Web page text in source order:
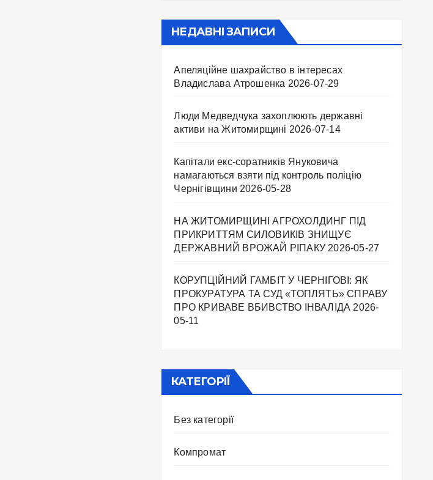
НЕДАВНІ ЗАПИСИ
Апеляційне шахрайство в інтересах
Владислава Атрошенка 2026-07-29
Люди Медведчука захоплюють державні
активи на Житомирщині 2026-07-14
Капітали екс-соратників Януковича
намагаються взяти під контроль поліцію
Чернігівщини 2026-05-28
НА ЖИТОМИРЩИНІ АГРОХОЛДИНГ ПІД
ПРИКРИТТЯМ СИЛОВИКІВ ЗНИЩУЄ
ДЕРЖАВНИЙ ВРОЖАЙ РІПАКУ ​ 2026-05-27
КОРУПЦІЙНИЙ ГАМБІТ У ЧЕРНІГОВІ: ЯК
ПРОКУРАТУРА ТА СУД «ТОПЛЯТЬ» СПРАВУ
ПРО КРИВАВЕ ВБИВСТВО ІНВАЛІДА 2026-
05-11
КАТЕГОРІЇ
Без категорії
Компромат